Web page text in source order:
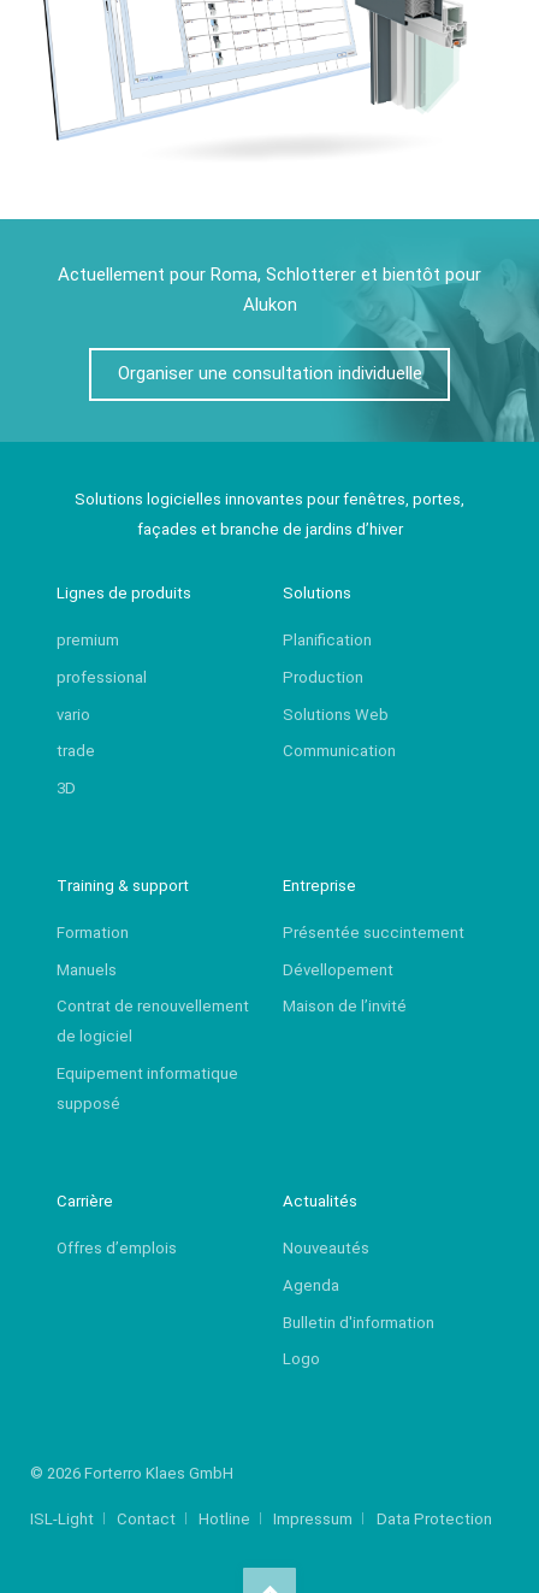
Actuellement pour Roma, Schlotterer et bientôt pour
Alukon
Organiser une consultation individuelle
Solutions logicielles innovantes pour fenêtres, portes,
façades et branche de jardins d’hiver
Lignes de produits
premium
professional
vario
trade
3D
Solutions
Planification
Production
Solutions Web
Communication
Training & support
Formation
Manuels
Contrat de renouvellement
de logiciel
Equipement informatique
supposé
Entreprise
Présentée succintement
Dévellopement
Maison de l’invité
Carrière
Offres d’emplois
Actualités
Nouveautés
Agenda
Bulletin d'information
Logo
© 2026 Forterro Klaes GmbH
ISL-Light Contact Hotline Impressum Data Protection